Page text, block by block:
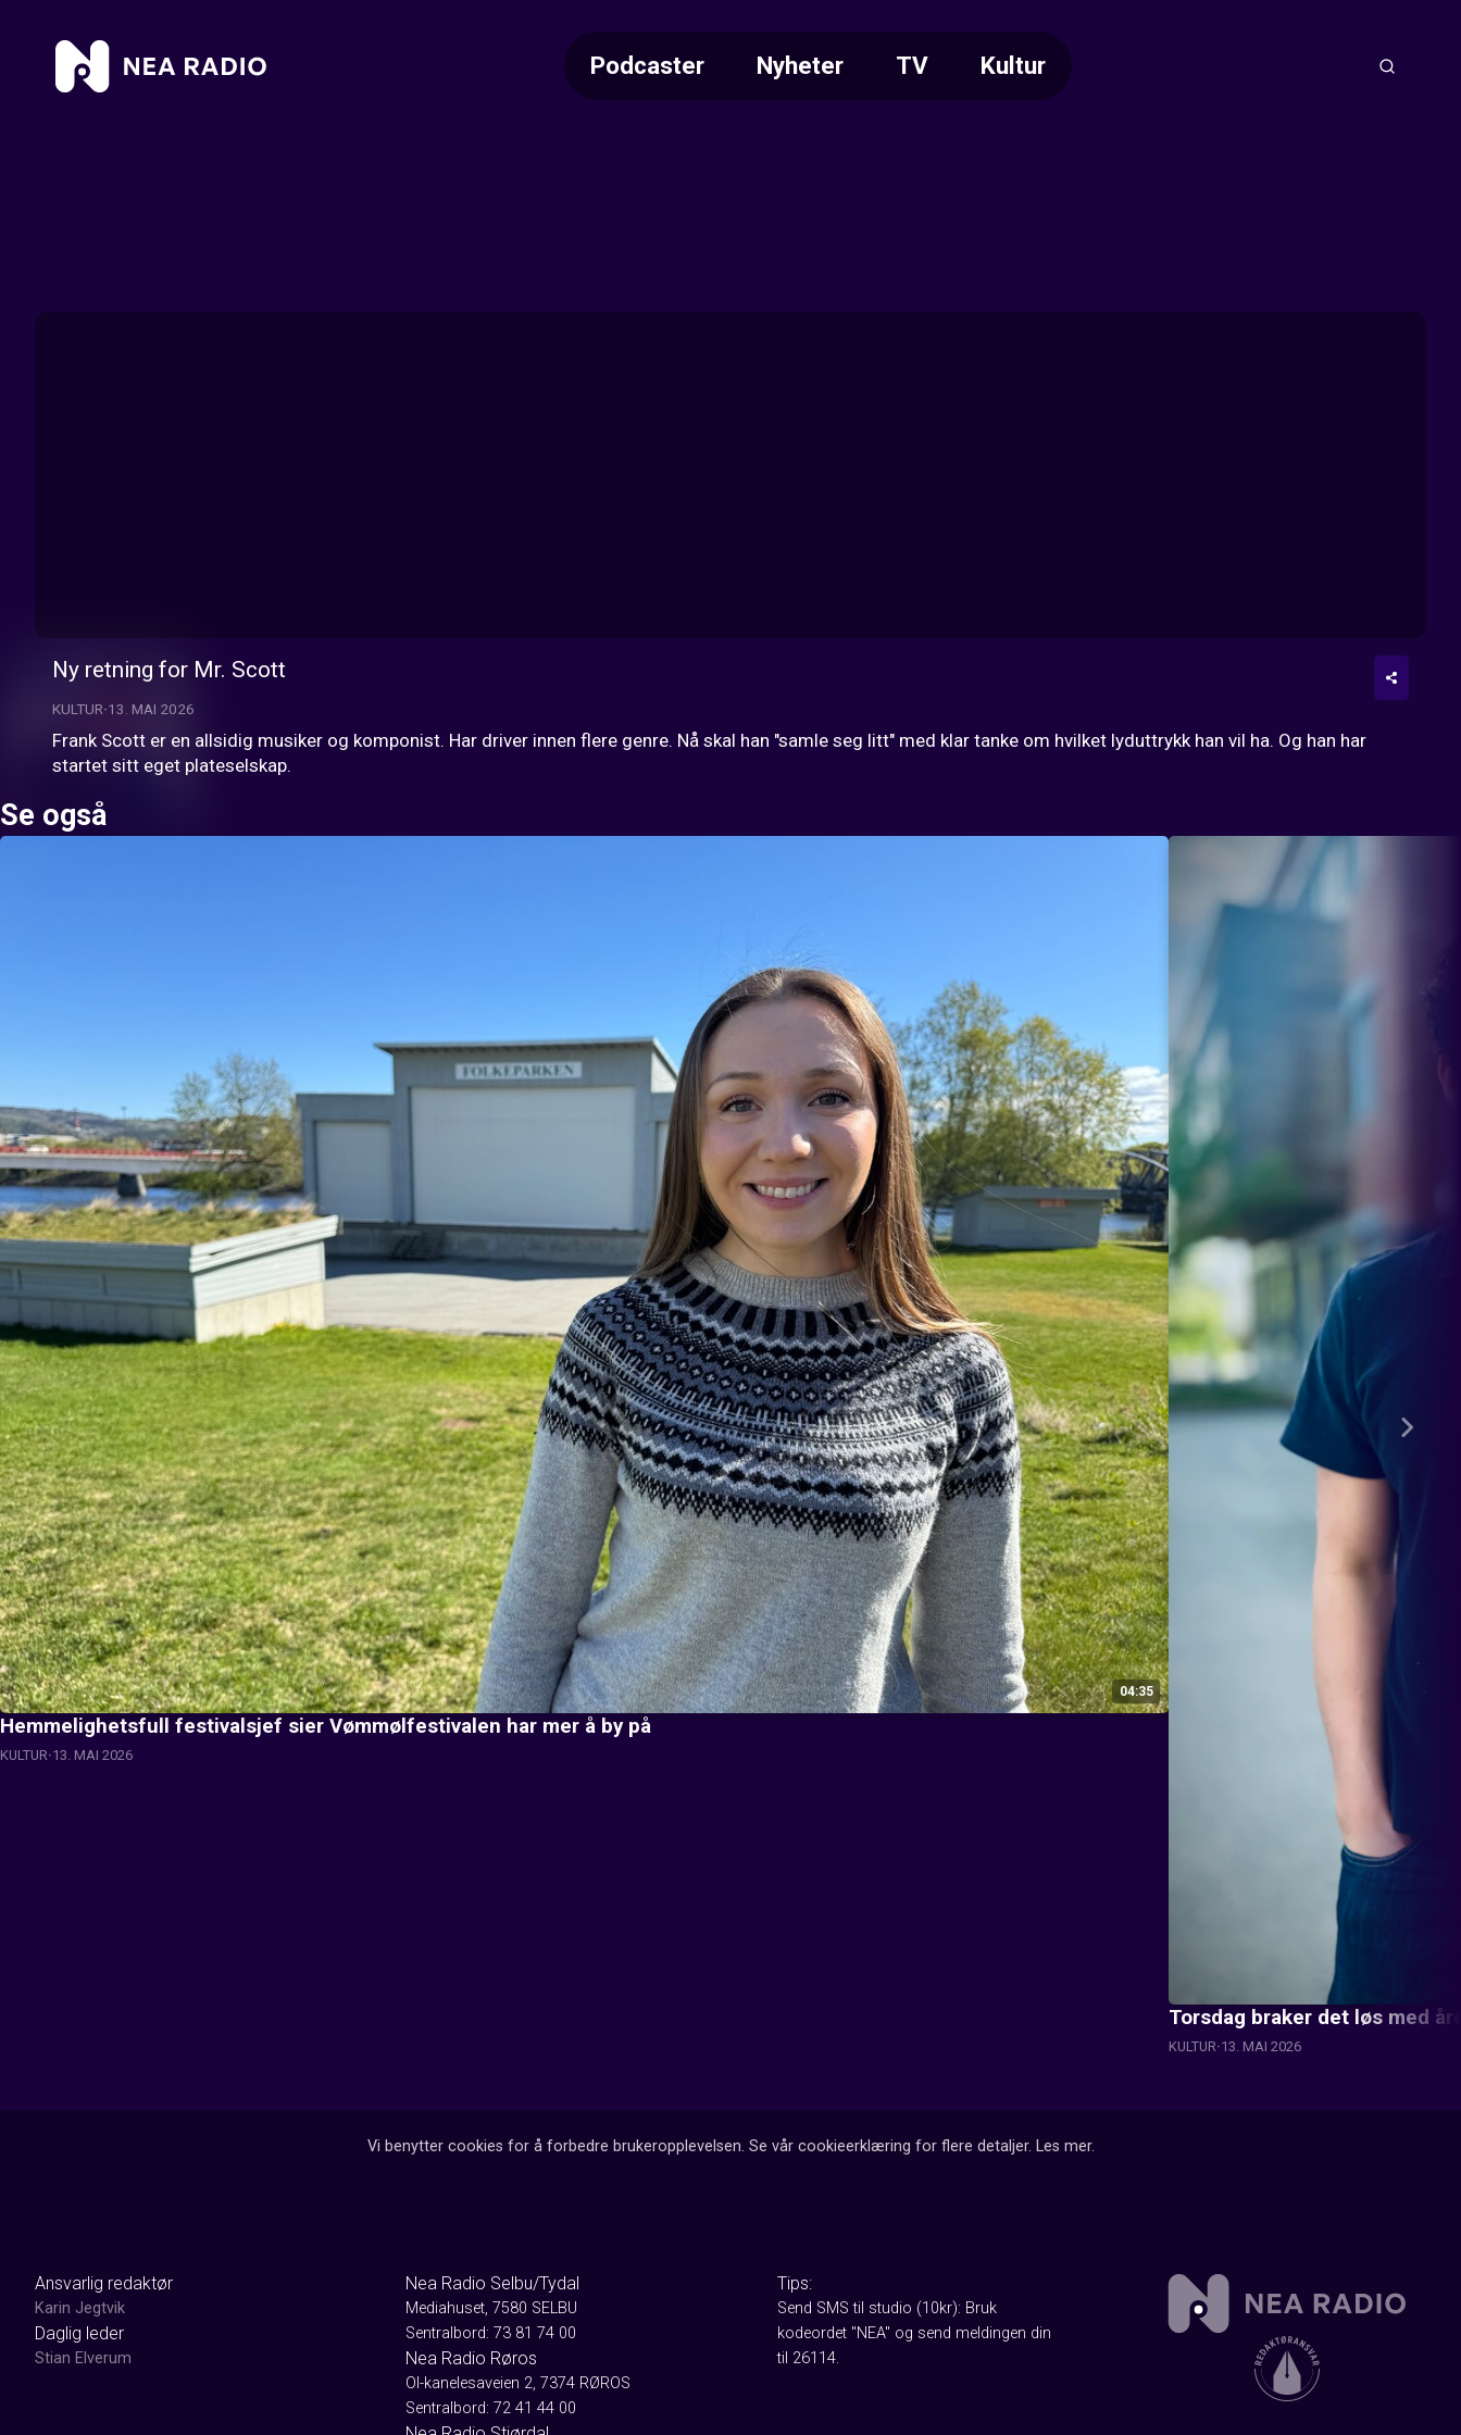
Podcaster Nyheter TV Kultur
Ny retning for Mr. Scott
KULTUR 13. MAI 2026
Frank Scott er en allsidig musiker og komponist. Har driver innen flere genre. Nå skal han "samle seg litt" med klar tanke om hvilket lyduttrykk han vil ha. Og han har
startet sitt eget plateselskap.
Se også
04:35
Hemmelighetsfull festivalsjef sier Vømmølfestivalen har mer å by på
KULTUR 13. MAI 2026
Torsdag braker det løs med
KULTUR 13. MAI 2026
Vi benytter cookies for å forbedre brukeropplevelsen. Se vår cookieerklæring for flere detaljer. Les mer.
Ansvarlig redaktør
Karin Jegtvik
Daglig leder
Stian Elverum
Nea Radio Selbu/Tydal
Mediahuset, 7580 SELBU
Sentralbord: 73 81 74 00
Nea Radio Røros
Ol-kanelesaveien 2, 7374 RØROS
Sentralbord: 72 41 44 00
Tips:
Send SMS til studio (10kr): Bruk
kodeordet "NEA" og send meldingen din
til 26114.